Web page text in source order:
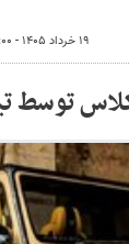
۱۹ خرداد ۱۴۰۵ - ۱۵:۰۰